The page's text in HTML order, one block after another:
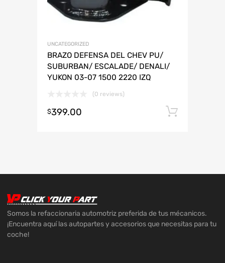
UNCATEGORIZED
BRAZO DEFENSA DEL CHEV PU/
SUBURBAN/ ESCALADE/ DENALI/
YUKON 03-07 1500 2220 IZQ
(0 reviews)
$399.00
Somos la refaccionaria automotriz preferida de tus mécanicos.
¡Encuentra aquí las autopartes y accesorios que necesitas para tu
coche!